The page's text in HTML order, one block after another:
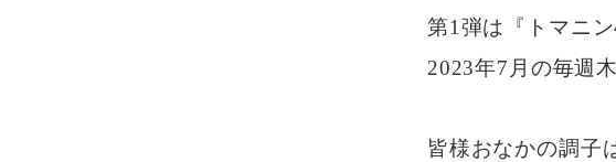
第1弾は『トマニ
2023年7月の毎
皆様おなかの調子